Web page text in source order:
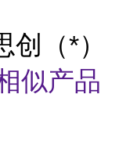
（*）
似产品